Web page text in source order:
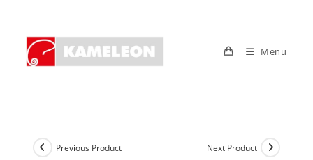
content
Menu
Previous Product Next Product